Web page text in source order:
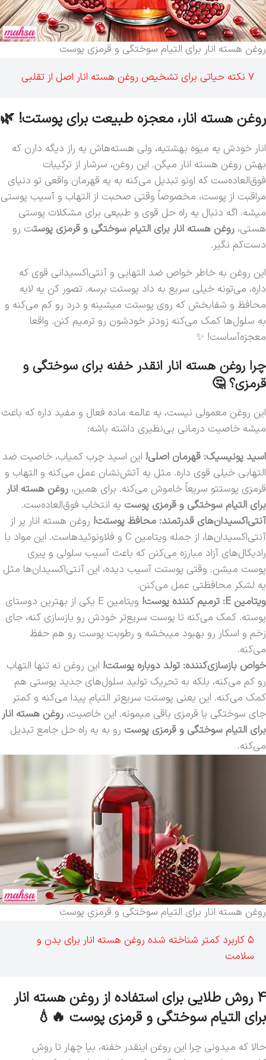
روغن هسته انار برای التیام سوختگی‌ و قرمزی‌ پوست
۷ نکته حیاتی برای تشخیص روغن هسته انار اصل از تقلبی
روغن هسته انار، معجزه طبیعت برای پوستت! 🌿
انار خودش یه میوه بهشتیه، ولی هسته‌هاش یه راز دیگه دارن که
بهش روغن هسته انار میگن. این روغن، سرشار از ترکیبات
فوق‌العاده‌ست که اونو تبدیل می‌کنه به یه قهرمان واقعی تو دنیای
مراقبت از پوست، مخصوصاً وقتی صحبت از التهاب و آسیب پوستی
میشه. اگه دنبال یه راه حل قوی و طبیعی برای مشکلات پوستی
هستی، روغن هسته انار برای التیام سوختگی‌ و قرمزی‌ پوستت رو
دست‌کم نگیر.
این روغن به خاطر خواص ضد التهابی و آنتی‌اکسیدانی قوی که
داره، می‌تونه خیلی سریع به داد پوستت برسه. تصور کن یه لایه
محافظ و شفابخش که روی پوستت میشینه و درد رو کم می‌کنه و
به سلول‌ها کمک می‌کنه زودتر خودشون رو ترمیم کنن. واقعا
معجزه‌آساست! ✨
چرا روغن هسته انار انقدر خفنه برای سوختگی و
قرمزی؟ 🤔
این روغن معمولی نیست، یه عالمه ماده فعال و مفید داره که باعث
میشه خاصیت درمانی بی‌نظیری داشته باشه:
اسید پونیسیک: قهرمان اصلی! این اسید چرب کمیاب، خاصیت ضد
التهابی خیلی قوی داره. مثل یه آتش‌نشان عمل می‌کنه و التهاب و
قرمزی پوستتو سریعاً خاموش می‌کنه. برای همین، روغن هسته انار
برای التیام سوختگی‌ و قرمزی‌ پوست یه انتخاب فوق‌العاده‌ست.
آنتی‌اکسیدان‌های قدرتمند: محافظ پوستت! روغن هسته انار پر از
آنتی‌اکسیدان‌ها، از جمله ویتامین C و فلاونوئیدهاست. این مواد با
رادیکال‌های آزاد مبارزه می‌کنن که باعث آسیب سلولی و پیری
پوست میشن. وقتی پوستت آسیب دیده، این آنتی‌اکسیدان‌ها مثل
یه لشکر محافظتی عمل می‌کنن.
ویتامین E: ترمیم کننده پوست!
ویتامین E یکی از بهترین دوستای
پوسته. کمک می‌کنه تا پوست سریع‌تر خودش رو بازسازی کنه، جای
زخم و اسکار رو بهبود میبخشه و رطوبت پوست رو هم حفظ
می‌کنه.
خواص بازسازی‌کننده: تولد دوباره پوستت! این روغن نه تنها التهاب
رو کم می‌کنه، بلکه به تحریک تولید سلول‌های جدید پوستی هم
کمک می‌کنه. این یعنی پوستت سریع‌تر التیام پیدا می‌کنه و کمتر
جای سوختگی یا قرمزی باقی میمونه. این خاصیت، روغن هسته انار
برای التیام سوختگی‌ و قرمزی‌ پوست رو به یه راه حل جامع تبدیل
می‌کنه.
روغن هسته انار برای التیام سوختگی‌ و قرمزی‌ پوست
۵ کاربرد کمتر شناخته شده روغن هسته انار برای بدن و
سلامت
4 روش طلایی برای استفاده از روغن هسته انار
برای التیام سوختگی‌ و قرمزی‌ پوست 🔥💧
حالا که میدونی چرا این روغن اینقدر خفنه، بیا چهار تا روش